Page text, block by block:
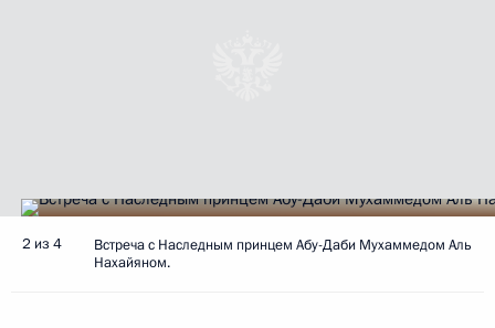
2 из 4
Встреча с Наследным принцем Абу-Даби Мухаммедом Аль
Нахайяном.